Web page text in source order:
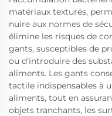
matériaux texturés,
nuire aux normes de
élimine les risques de
gants, susceptibles de
ou d'introduire des
aliments. Les gants
tactile indispensables à
aliments, tout en
objets tranchants, les